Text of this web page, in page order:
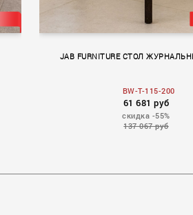
JAB FURNITURE СТОЛ
BW-T-115-200
61 681 руб
скидка -55%
137 067 руб